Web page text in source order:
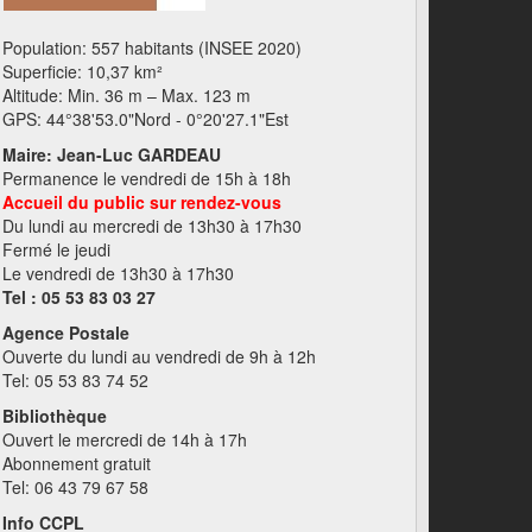
Population: 557 habitants (INSEE 2020)
Superficie: 10,37 km²
Altitude: Min. 36 m – Max. 123 m
GPS: 44°38'53.0"Nord - 0°20'27.1"Est
Maire: Jean-Luc GARDEAU
Permanence le vendredi de 15h à 18h
Accueil du public sur rendez-vous
Du lundi au mercredi de 13h30 à 17h30
Fermé le jeudi
Le vendredi de 13h30 à 17h30
Tel : 05 53 83 03 27
Agence Postale
Ouverte du lundi au vendredi de 9h à 12h
Tel: 05 53 83 74 52
Bibliothèque
Ouvert le mercredi de 14h à 17h
Abonnement gratuit
Tel: 06 43 79 67 58
Info CCPL